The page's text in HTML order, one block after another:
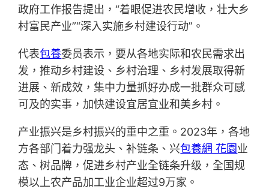
政府工作报告提出，“着眼促进农民增收，壮大乡
村富民产业”“深入实施乡村建设行动”。
代表包養委员表示，要从各地实际和农民需求出
发，推动乡村建设、乡村治理、乡村发展取得新
进展、新成效，集中力量抓好办成一批群众可感
可及的实事，加快建设宜居宜业和美乡村。
产业振兴是乡村振兴的重中之重。2023年，各地
方各部门着力强龙头、补链条、兴包養網 花園业
态、树品牌，促进乡村产业全链条升级，全国规
模以上农产品加工业企业超过9万家。